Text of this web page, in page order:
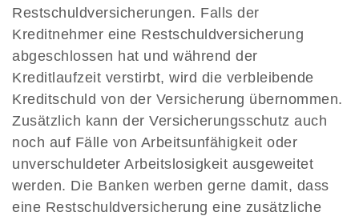
Restschuldversicherungen. Falls der
Kreditnehmer eine Restschuldversicherung
abgeschlossen hat und während der
Kreditlaufzeit verstirbt, wird die verbleibende
Kreditschuld von der Versicherung übernommen.
Zusätzlich kann der Versicherungsschutz auch
noch auf Fälle von Arbeitsunfähigkeit oder
unverschuldeter Arbeitslosigkeit ausgeweitet
werden. Die Banken werben gerne damit, dass
eine Restschuldversicherung eine zusätzliche